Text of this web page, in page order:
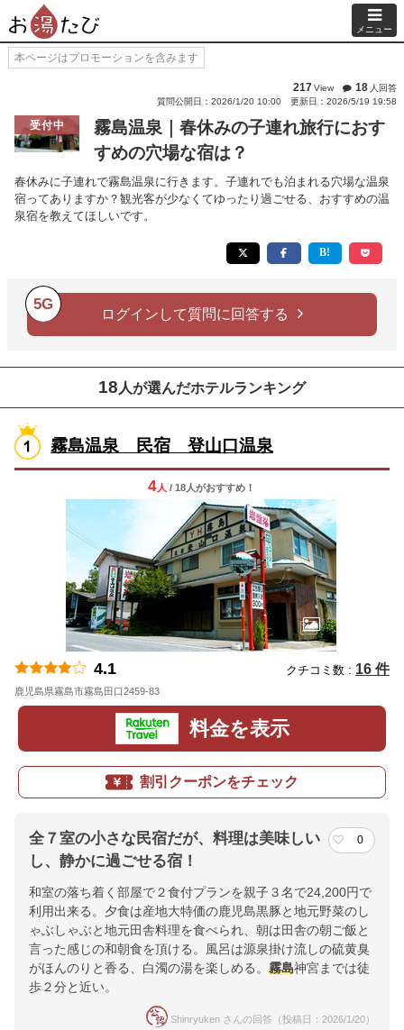
メニュー
本ページはプロモーションを含みます
217View 18 人回答
質問公開日：2026/1/20 10:00
更新日：2026/5/19 19:58
受付中
霧島温泉｜春休みの子連れ旅行におす
すめの穴場な宿は？
春休みに子連れで霧島温泉に行きます。子連れでも泊まれる穴場な温泉
宿ってありますか？観光客が少なくてゆったり過ごせる、おすすめの温
泉宿を教えてほしいです。
5G
ログインして質問に回答する
18 人が選んだホテルランキング
霧島温泉 民宿 登山口温泉
4人 / 18人がおすすめ！
4.1 クチコミ数 : 16 件
鹿児島県霧島市霧島田口2459-83
料金を表示
割引クーポンをチェック
全７室の小さな民宿だが、料理は美味しい
し、静かに過ごせる宿！
0
和室の落ち着く部屋で２食付プランを親子３名で24,200円で
利用出来る。夕食は産地大特価の鹿児島黒豚と地元野菜のし
ゃぶしゃぶと地元田舎料理を食べられ、朝は田舎の朝ご飯と
言った感じの和朝食を頂ける。風呂は源泉掛け流しの硫黄臭
がほんのりと香る、白濁の湯を楽しめる。 霧島神宮までは徒
歩２分と近い。
Shinryuken さんの回答（投稿日：2026/1/20）